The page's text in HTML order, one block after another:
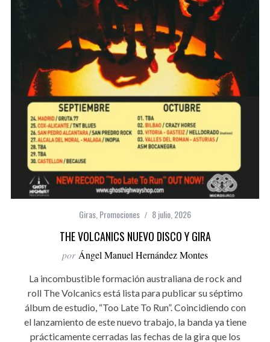
Giras Promociones 8 julio, 2026
THE VOLCANICS NUEVO DISCO Y GIRA
por Ángel Manuel Hernández Montes
La incombustible formación australiana de rock and
roll The Volcanics está lista para publicar su séptimo
álbum de estudio, “Too Late To Run”. Coincidiendo con
el lanzamiento de este nuevo trabajo, la banda ya tiene
prácticamente cerradas las fechas de la gira que los